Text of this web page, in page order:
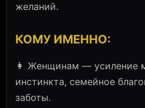
желаний.
КОМУ ИМЕННО:
👩 Женщинам — усиление
инстинкта, семейное
заботы.